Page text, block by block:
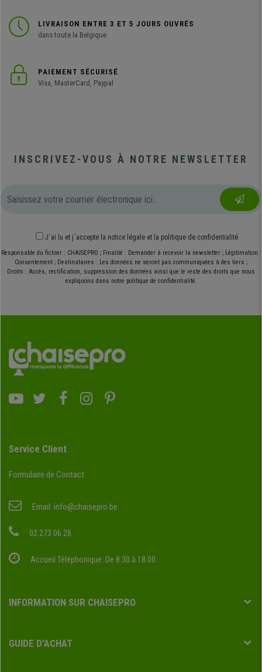
LIVRAISON ENTRE 3 ET 5 JOURS OUVRÉS
dans toute la Belgique
PAIEMENT SÉCURISÉ
Visa, MasterCard, Paypal
INSCRIVEZ-VOUS À NOTRE NEWSLETTER
J´ai lu et j´accepte la notice légale et la politique de confidentialité
Responsable du fichier : CHAISEPRO ; Finalité : Demander à recevoir la newsletter ; Légitimation :
Consentement ; Destinataires : Les données ne seront pas communiquées à des tiers ;
Droits : Accès, rectification, suppression des données ainsi que le reste des droits que nous
expliquons dans notre politique de confidentialité.
Service Client
Formulaire de Contact
Email: info@chaisepro.be
02 273 06 28
Accueil Téléphonique: De 8:30 à 18:00
INFORMATION SUR CHAISEPRO
GUIDE D'ACHAT